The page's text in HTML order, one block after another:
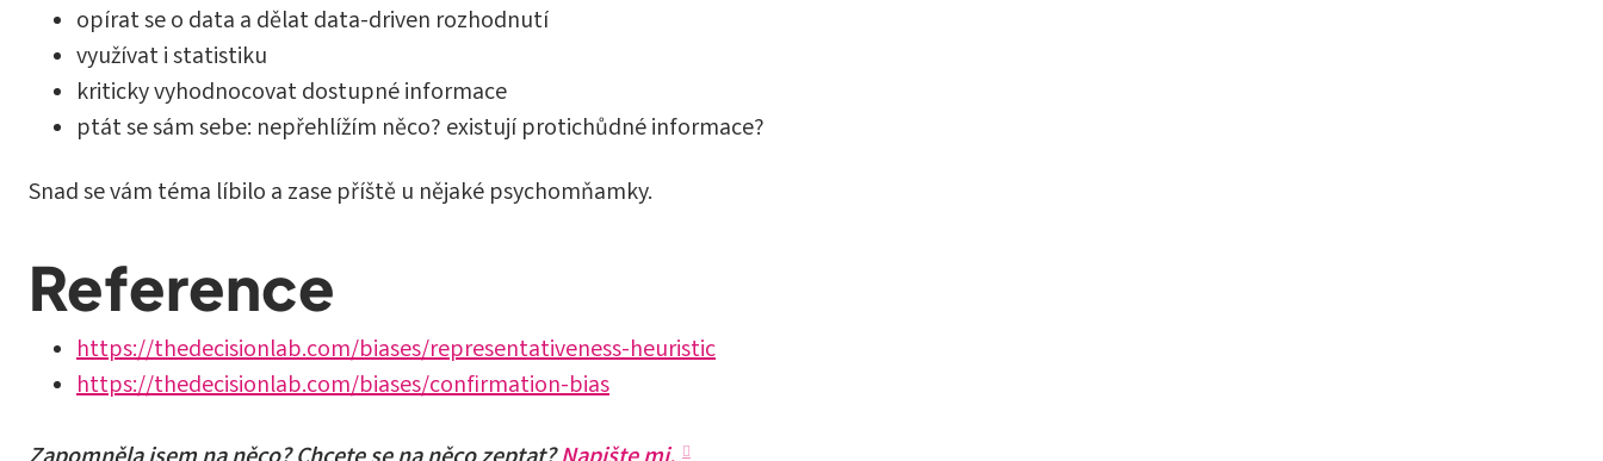
opírat se o data a dělat data-driven rozhodnutí
využívat i statistiku
kriticky vyhodnocovat dostupné informace
ptát se sám sebe: nepřehlížím něco? existují protichůdné informace?
Snad se vám téma líbilo a zase příště u nějaké psychomňamky.
Reference
https://thedecisionlab.com/biases/representativeness-heuristic
https://thedecisionlab.com/biases/confirmation-bias